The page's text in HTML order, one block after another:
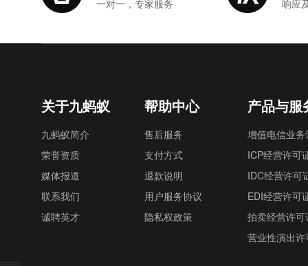
一对一，专家服务 响应
关于九蚂蚁
九蚂蚁简介
荣誉资质
媒体报道
联系我们
诚聘英才
帮助中心
售后服务
支付方式
退款说明
用户服务协议
隐私权政策
产品与服
增值电信业
ICP经营许可
IDC经营许可
EDI经营许可
拍卖经营许可
营业性演出许